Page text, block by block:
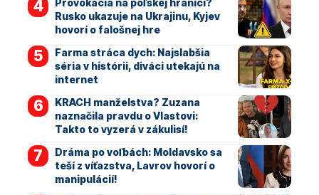
Provokácia na poľskej hranici?
Rusko ukazuje na Ukrajinu, Kyjev
hovorí o falošnej hre
Farma stráca dych: Najslabšia
séria v histórii, diváci utekajú na
internet
KRACH manželstva? Zuzana
naznačila pravdu o Vlastovi:
Takto to vyzerá v zákulisí!
Dráma po voľbách: Moldavsko sa
teší z víťazstva, Lavrov hovorí o
manipulácií!